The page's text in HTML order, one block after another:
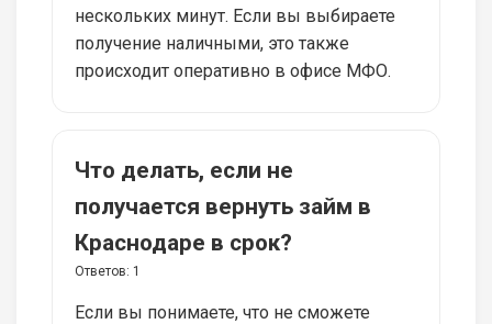
нескольких минут. Если вы выбираете
получение наличными, это также
происходит оперативно в офисе МФО.
Что делать, если не
получается вернуть займ в
Краснодаре в срок?
Ответов: 1
Если вы понимаете, что не сможете